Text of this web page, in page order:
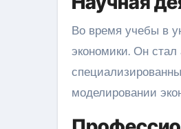
Во время учебы в
экономики. Он стал
моделировании